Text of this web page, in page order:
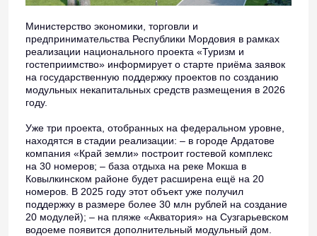
Министерство экономики, торговли и
предпринимательства Республики Мордовия в рамках
реализации национального проекта «Туризм и
гостеприимство» информирует о старте приёма заявок
на государственную поддержку проектов по созданию
модульных некапитальных средств размещения в 2026
году.
Уже три проекта, отобранных на федеральном уровне,
находятся в стадии реализации: – в городе Ардатове
компания «Край земли» построит гостевой комплекс
на 30 номеров; – база отдыха на реке Мокша в
Ковылкинском районе будет расширена ещё на 20
номеров. В 2025 году этот объект уже получил
поддержку в размере более 30 млн рублей на создание
20 модулей); – на пляже «Акватория» на Сузгарьевском
водоеме появится дополнительный модульный дом.